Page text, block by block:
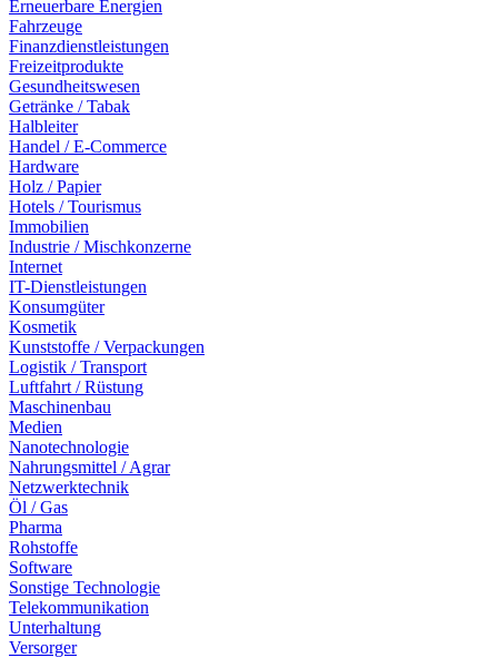
Erneuerbare Energien
Fahrzeuge
Finanzdienstleistungen
Freizeitprodukte
Gesundheitswesen
Getränke / Tabak
Halbleiter
Handel / E-Commerce
Hardware
Holz / Papier
Hotels / Tourismus
Immobilien
Industrie / Mischkonzerne
Internet
IT-Dienstleistungen
Konsumgüter
Kosmetik
Kunststoffe / Verpackungen
Logistik / Transport
Luftfahrt / Rüstung
Maschinenbau
Medien
Nanotechnologie
Nahrungsmittel / Agrar
Netzwerktechnik
Öl / Gas
Pharma
Rohstoffe
Software
Sonstige Technologie
Telekommunikation
Unterhaltung
Versorger